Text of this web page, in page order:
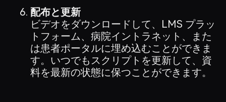
配布と更新
ビデオをダウンロードして、LMS プラッ
トフォーム、病院イントラネット、また
は患者ポータルに埋め込むことができま
す。いつでもスクリプトを更新して、資
料を最新の状態に保つことができます。